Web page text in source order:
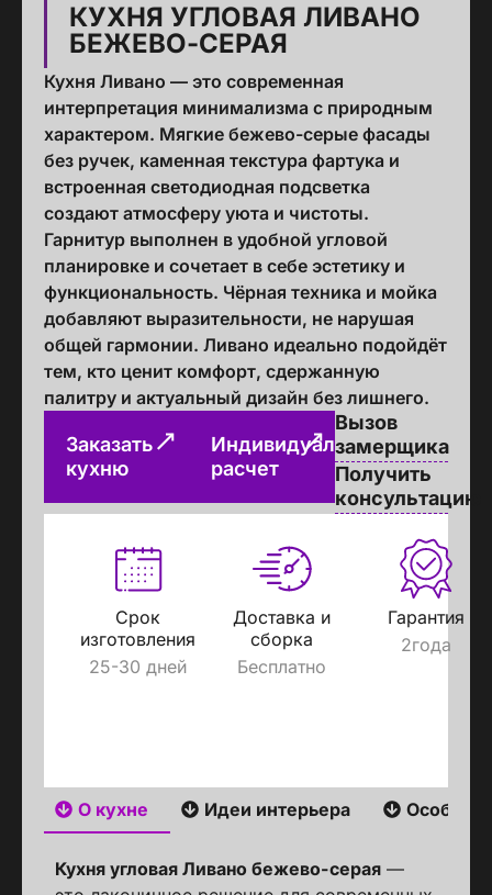
КУХНЯ УГЛОВАЯ ЛИВАНО
БЕЖЕВО-СЕРАЯ
Кухня Ливано — это современная
интерпретация минимализма с природным
характером. Мягкие бежево-серые фасады
без ручек, каменная текстура фартука и
встроенная светодиодная подсветка
создают атмосферу уюта и чистоты.
Гарнитур выполнен в удобной угловой
планировке и сочетает в себе эстетику и
функциональность. Чёрная техника и мойка
добавляют выразительности, не нарушая
общей гармонии. Ливано идеально подойдёт
тем, кто ценит комфорт, сдержанную
палитру и актуальный дизайн без лишнего.
Заказать
кухню
Индивидуальный
расчет
Вызов
замерщика
Получить
консультацию
Срок
изготовления
25-30 дней
Доставка и
сборка
Бесплатно
Гарантия
2года
О кухне Идеи интерьера
Кухня угловая Ливано бежево-серая —